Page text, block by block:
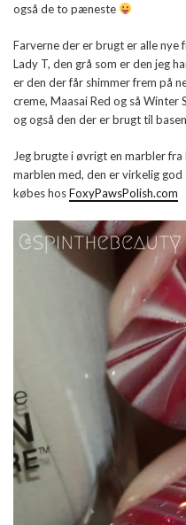
også de to pæneste
Farverne der er brugt er alle nye
Lady T, den grå som er den jeg
er den der får shimmer frem på
creme, Maasai Red og så Winter
og også den der er brugt til basen
Jeg brugte i øvrigt en marbler
marblen med, den er virkelig
købes hosFoxyPawsPolish.com